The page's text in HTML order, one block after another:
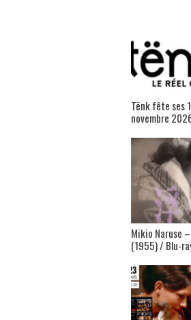
Tënk fête ses
novembre
Mikio Naruse
(1955) / Blu-